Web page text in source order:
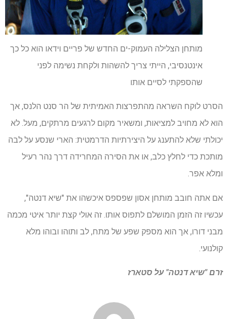
מותחן הצלילה העמוק-ים החדש של פריים וידאו הוא כל כך
אינטנסיבי, הייתי צריך להשהות ולקחת נשימה לפני
שהספקתי לסיים אותו
הסרט לוקח השראה מהתפרצות האמיתית של הר סנט הלנס, אך
הוא לא מחויב למציאות, ומשאיר מקום לרגעים מרתקים, מעל. לא
יכולתי שלא להתענג על היצירתיות הדרמטית: הארי שנסע על לבה
מותכת כדי לחלץ כלב, או את הסירה המחרידה דרך נהר רעיל
ומלא אפר.
אם אתה חובב מותחן אסון שפספס איכשהו את "שיא דנטה",
עכשיו זה הזמן המושלם לתפוס אותו. זה אולי קצת יותר איטי מכמה
מבני דורו, אך הוא מספק שפע של מתח, לב ותוהו ובוהו מלא
קולנועי.
זרם "שיא דנטה" על סטארז